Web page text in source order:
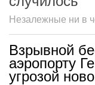
Незалежные ни в
Взрывной
аэропорту
угрозой